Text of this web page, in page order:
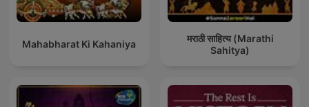
Mahabharat Ki Kahaniya
मराठी साहित्य (Marathi
Sahitya)